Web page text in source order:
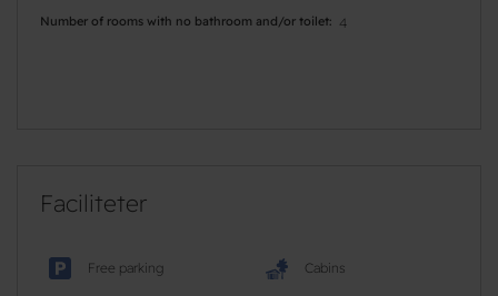
Number of rooms with no bathroom and/or toilet 4
Faciliteter
Free parking Cabins